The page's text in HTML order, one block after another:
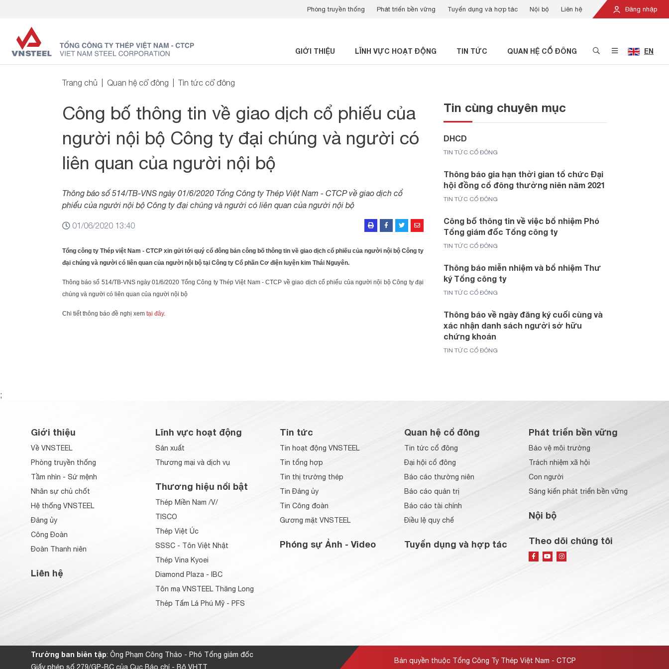
Đăng nhập
Phòng truyền thống Phát triển bền vững Tuyển dụng và hợp tác Nội bộ Liên hệ
GIỚI THIỆU LĨNH VỰC HOẠT ĐỘNG TIN TỨC QUAN HỆ CỔ ĐÔNG EN
Trang chủ Quan hệ cổ đông Tin tức cổ đông
Công bố thông tin về giao dịch cổ phiếu của
người nội bộ Công ty đại chúng và người có
liên quan của người nội bộ
Thông báo số 514/TB-VNS ngày 01/6/2020 Tổng Công ty Thép Việt Nam - CTCP về giao dịch cổ
phiếu của người nội bộ Công ty đại chúng và người có liên quan của người nội bộ
01/06/2020 13:40
Tổng công ty Thép việt Nam - CTCP xin gửi tới quý cổ đông bản công bố thông tin về giao dịch cổ phiếu của người nội bộ Công ty
đại chúng và người có liên quan của người nội bộ tại Công ty Cổ phần Cơ điện luyện kim Thái Nguyên.
Thông báo số 514/TB-VNS ngày 01/6/2020 Tổng Công ty Thép Việt Nam - CTCP về giao dịch cổ phiếu của người nội bộ Công ty đại
chúng và người có liên quan của người nội bộ
Chi tiết thông báo đề nghị xem tại đây.
Tin cùng chuyên mục
DHCD
TIN TỨC CỔ ĐÔNG
Thông báo gia hạn thời gian tổ chức Đại
hội đồng cổ đông thường niên năm 2021
TIN TỨC CỔ ĐÔNG
Công bố thông tin về việc bổ nhiệm Phó
Tổng giám đốc Tổng công ty
TIN TỨC CỔ ĐÔNG
Thông báo miễn nhiệm và bổ nhiệm Thư
ký Tổng công ty
TIN TỨC CỔ ĐÔNG
Thông báo về ngày đăng ký cuối cùng và
xác nhận danh sách người sở hữu
chứng khoán
TIN TỨC CỔ ĐÔNG
;
Giới thiệu
Về VNSTEEL
Phòng truyền thống
Tầm nhìn - Sứ mệnh
Nhân sự chủ chốt
Hệ thống VNSTEEL
Đảng ủy
Công Đoàn
Đoàn Thanh niên
Liên hệ
Lĩnh vực hoạt động
Sản xuất
Thương mại và dịch vụ
Thương hiệu nổi bật
Thép Miền Nam /V/
TISCO
Thép Việt Úc
SSSC - Tôn Việt Nhật
Thép Vina Kyoei
Diamond Plaza - IBC
Tôn mạ VNSTEEL Thăng Long
Thép Tấm Lá Phú Mỹ - PFS
Tin tức
Tin hoạt động VNSTEEL
Tin tổng hợp
Tin thị trường thép
Tin Đảng ủy
Tin Công đoàn
Gương mặt VNSTEEL
Phóng sự Ảnh - Video
Quan hệ cổ đông
Tin tức cổ đông
Đại hội cổ đông
Báo cáo thường niên
Báo cáo quản trị
Báo cáo tài chính
Điều lệ quy chế
Tuyển dụng và hợp tác
Phát triển bền vững
Bảo vệ môi trường
Trách nhiệm xã hội
Con người
Sáng kiến phát triển bền vững
Nội bộ
Theo dõi chúng tôi
Trưởng ban biên tập: Ông Phạm Công Thảo - Phó Tổng giám đốc
Giấy phép số 279/GP-BC của Cục Báo chí - Bộ VHTT
Bản quyền thuộc Tổng Công Ty Thép Việt Nam - CTCP